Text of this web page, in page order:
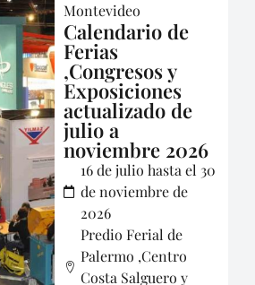
Montevideo
Calendario de
Ferias
,Congresos y
Exposiciones
actualizado de
julio a
noviembre 2026
16 de julio hasta el 30
de noviembre de
2026
Predio Ferial de
Palermo ,Centro
Costa Salguero y